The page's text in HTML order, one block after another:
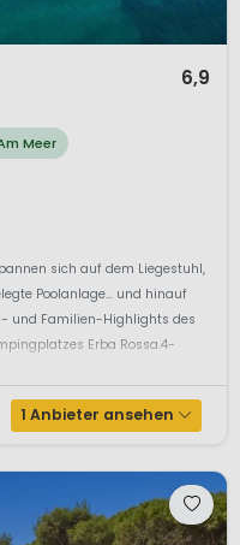
6,9
Meer
sich auf dem Liegestuhl,
Poolanlage… und hinauf
und Familien-Highlights des
Erba Rossa.4-
1 Anbieter ansehen